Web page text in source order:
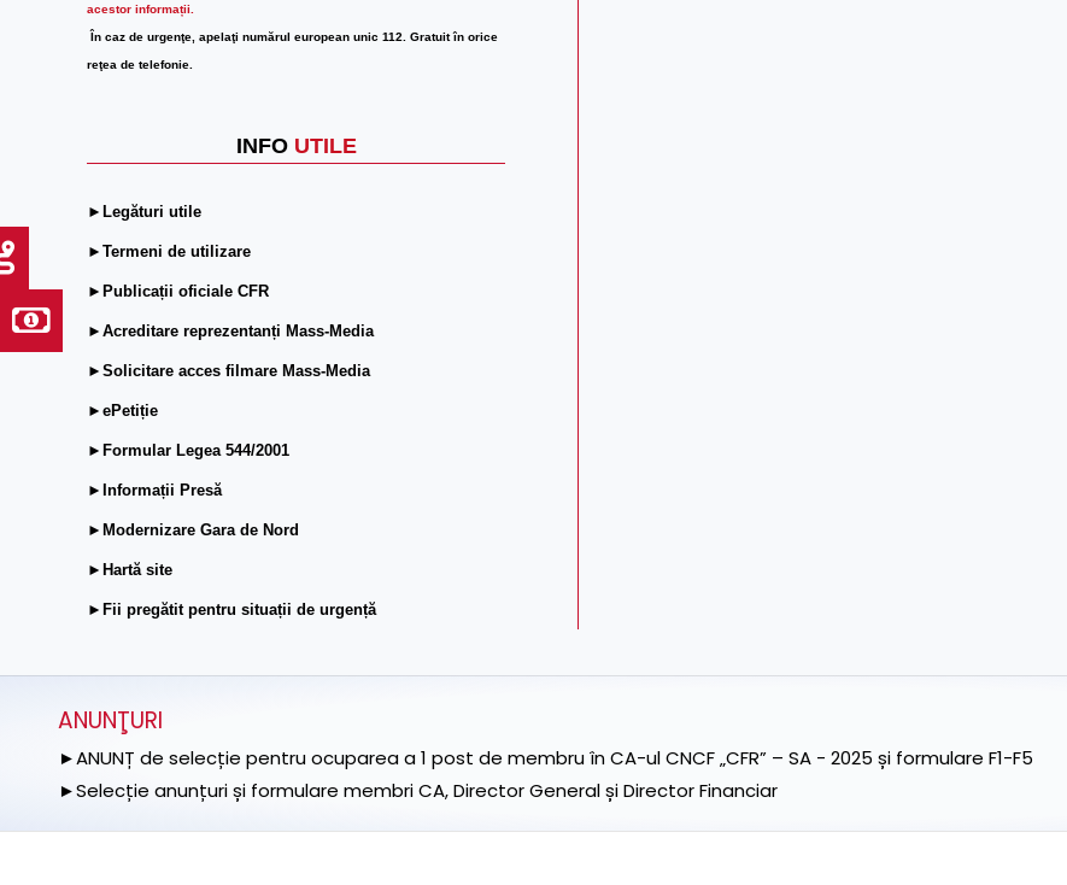
acestor informații.
În caz de urgenţe, apelaţi numărul european unic 112. Gratuit în orice
reţea de telefonie.
INFO UTILE
►Legături utile
►Termeni de utilizare
►Publicații oficiale CFR
►Acreditare reprezentanți Mass-Media
►Solicitare acces filmare Mass-Media
►ePetiție
►Formular Legea 544/2001
►Informații Presă
►Modernizare Gara de Nord
►Hartă site
►Fii pregătit pentru situații de urgență
ANUNŢURI
►ANUNȚ de selecție pentru ocuparea a 1 post de membru în CA-ul CNCF „CFR” – SA - 2025 și formulare F1-F5
►Selecție anunțuri și formulare membri CA, Director General și Director Financiar